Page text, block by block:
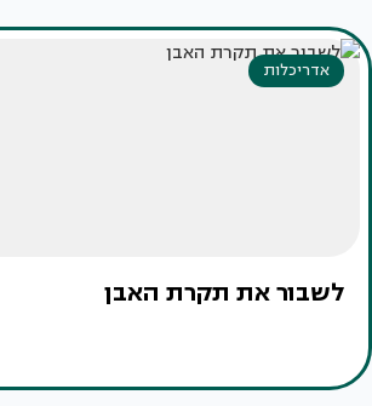
אדריכלות
לשבור את תקרת האבן